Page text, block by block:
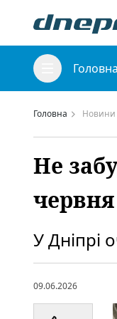
Головна
Головна Новини
Не
червня
У Дніпрі
09.06.2026